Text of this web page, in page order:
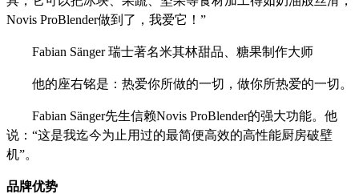
Novis ProBlender做到了，我爱它！”
Fabian Sänger 瑞士著名米其林甜品、糖果制作大师
他的座右铭是：热爱你所做的一切，做你所热爱的一切。
Fabian Sänger先生信赖Novis ProBlender的强大功能。他
说：“这是我迄今为止用过的最简便高效的高性能厨房破壁
机”。
品牌优势